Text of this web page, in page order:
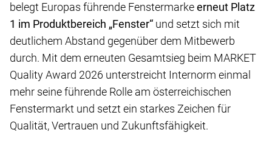
belegt Europas führende Fenstermarkeerneut Platz
1 im Produktbereich „Fenster“ und setzt sich mit
deutlichem Abstand gegenüber dem Mitbewerb
durch. Mit dem erneuten Gesamtsieg beim MARKET
Quality Award 2026 unterstreicht Internorm einmal
mehr seine führende Rolle am österreichischen
Fenstermarkt und setzt ein starkes Zeichen für
Qualität, Vertrauen und Zukunftsfähigkeit.